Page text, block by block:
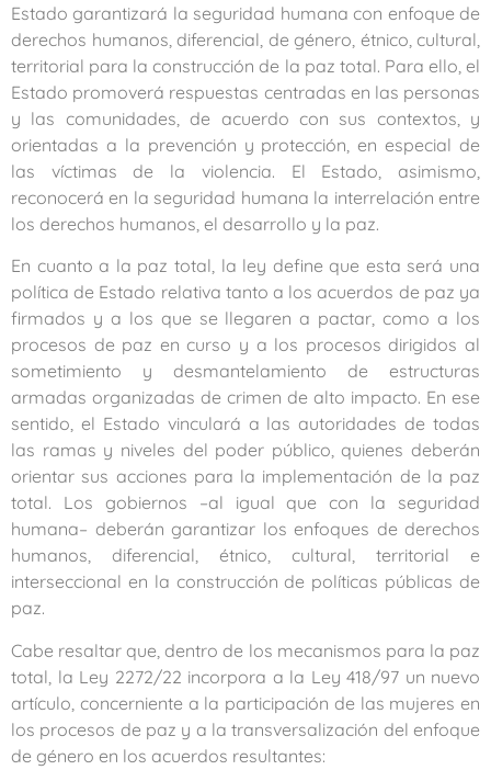
Estado garantizará la seguridad humana con enfoque de
derechos humanos, diferencial, de género, étnico, cultural,
territorial para la construcción de la paz total. Para ello, el
Estado promoverá respuestas centradas en las personas
y las comunidades, de acuerdo con sus contextos, y
orientadas a la prevención y protección, en especial de
las víctimas de la violencia. El Estado, asimismo,
reconocerá en la seguridad humana la interrelación entre
los derechos humanos, el desarrollo y la paz.
En cuanto a la paz total, la ley define que esta será una
política de Estado relativa tanto a los acuerdos de paz ya
firmados y a los que se llegaren a pactar, como a los
procesos de paz en curso y a los procesos dirigidos al
sometimiento y desmantelamiento de estructuras
armadas organizadas de crimen de alto impacto. En ese
sentido, el Estado vinculará a las autoridades de todas
las ramas y niveles del poder público, quienes deberán
orientar sus acciones para la implementación de la paz
total. Los gobiernos –al igual que con la seguridad
humana– deberán garantizar los enfoques de derechos
humanos, diferencial, étnico, cultural, territorial e
interseccional en la construcción de políticas públicas de
paz.
Cabe resaltar que, dentro de los mecanismos para la paz
total, la Ley 2272/22 incorpora a la Ley 418/97 un nuevo
artículo, concerniente a la participación de las mujeres en
los procesos de paz y a la transversalización del enfoque
de género en los acuerdos resultantes: